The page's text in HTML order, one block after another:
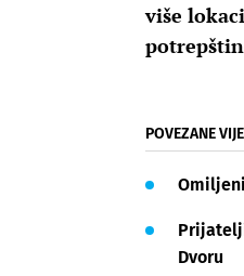
više
POVEZANE
Dvoru